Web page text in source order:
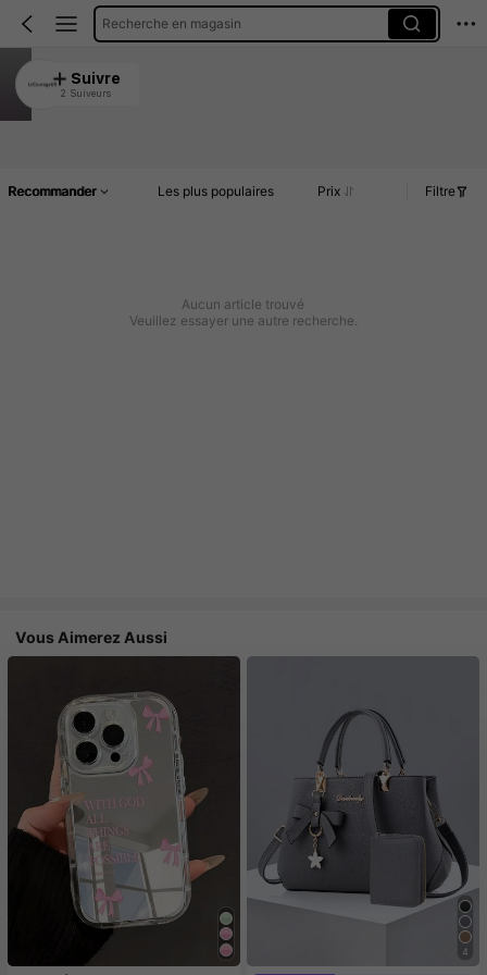
Recherche en magasin
LcCourageUS
5.00
Suivre
2 Suiveurs
Recommander Les plus populaires Prix Filtre
Aucun article trouvé
Veuillez essayer une autre recherche.
Vous Aimerez Aussi
4